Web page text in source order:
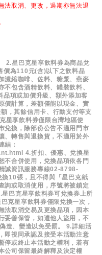
法取消、更改，過期亦無法退
2.星巴克星享飲料券為商品兌
價為110元(含)以下之飲料品
濃縮咖啡、佐料、糖漿、燕麥
包含酒精飲料、罐裝飲料、
項或加價升級、額外添加客
價計算，差額僅能以現金、實
，其餘信用卡、行動支付等支
星享飲料券僅限台灣地區使
兌換，除部份公告不適用門市
、轉售與退換貨，不適用於外
結：
4.折扣、優惠、兌換星
不合併使用，兌換品項依各門
誠資訊服務專線02-8798-
10張，且不得與「星巴克紙
詢或取消使用，序號將被鎖定
星巴克星享飲料券可兌換券上所
克星享飲料券僅限兌換一次，
法取消交易及更換品項，因本
妥善保管，如遭他人盜用，不
造、變造以免受罰。 9.詳細活
即視同承認及接受本活動注意
停或終止本活動之權利，若有
公司保留最終解釋及決定權